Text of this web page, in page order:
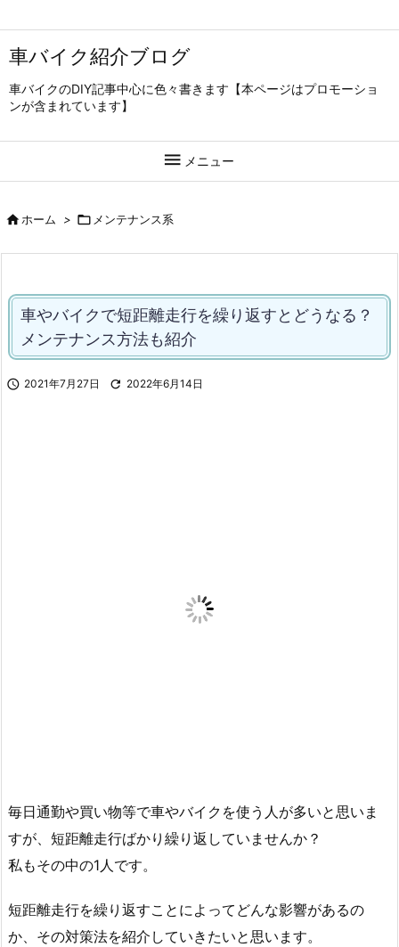
車バイク紹介ブログ
車バイクのDIY記事中心に色々書きます【本ページはプロモーショ
ンが含まれています】
 メニュー
ホーム >  メンテナンス系
車やバイクで短距離走行を繰り返すとどうなる？
メンテナンス方法も紹介
 2021年7月27日  2022年6月14日
毎日通勤や買い物等で車やバイクを使う人が多いと思いま
すが、短距離走行ばかり繰り返していませんか？
私もその中の1人です。
短距離走行を繰り返すことによってどんな影響があるの
か、その対策法を紹介していきたいと思います。